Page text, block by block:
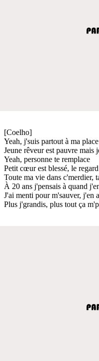
[Coelho]
Yeah, j'suis partout à ma
Jeune rêveur est pauvre mais
Yeah, personne te remplace
Petit cœur est blessé, le
Toute ma vie dans c'merdier,
À 20 ans j'pensais à quand
J'ai menti pour m'sauver, j'en
Plus j'grandis, plus tout ça